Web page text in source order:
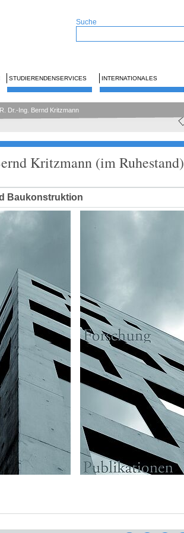
Suche
STUDIERENDENSERVICES INTERNATIONALES
Dr.-Ing. Bernd Kritzmann
Kritzmann (im Ruhestand)
Baukonstruktion